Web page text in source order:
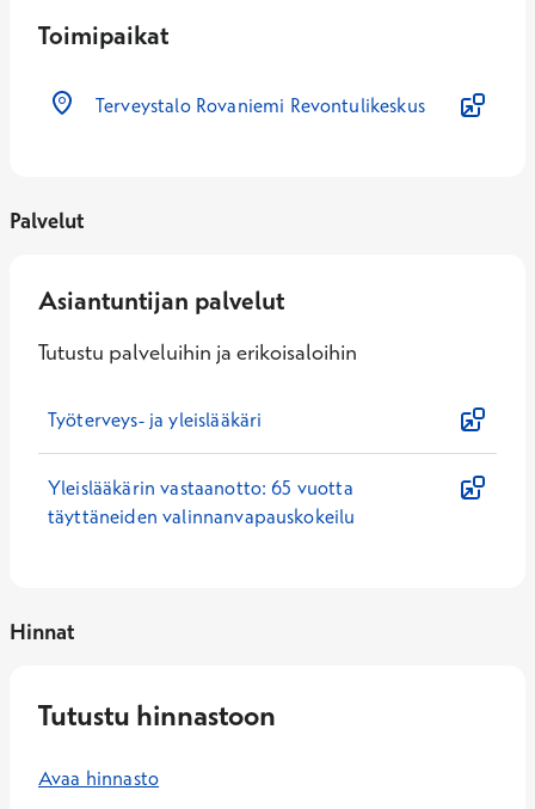
Toimipaikat
Terveystalo Rovaniemi Revontulikeskus
Palvelut
Asiantuntijan palvelut
Tutustu palveluihin ja erikoisaloihin
Työterveys- ja yleislääkäri
Yleislääkärin vastaanotto: 65 vuotta
täyttäneiden valinnanvapauskokeilu
Hinnat
Tutustu hinnastoon
Avaa hinnasto